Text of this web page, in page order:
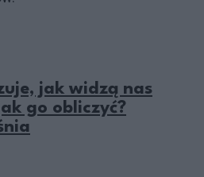
jak widzą nas
go obliczyć?